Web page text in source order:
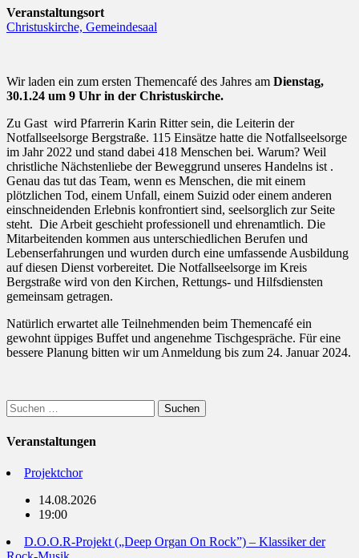
Veranstaltungsort
Christuskirche, Gemeindesaal
Wir laden ein zum ersten Themencafé des Jahres am Dienstag,
30.1.24 um 9 Uhr in der Christuskirche.
Zu Gast wird Pfarrerin Karin Ritter sein, die Leiterin der
Notfallseelsorge Bergstraße. 115 Einsätze hatte die Notfallseelsorge
im Jahr 2022 und stand dabei 418 Menschen bei. Warum? Weil
christliche Nächstenliebe der Beweggrund unseres Handelns ist .
Genau das tut das Team, wenn es Menschen, die mit einem
plötzlichen Tod, einem Unfall, einem Suizid oder einem anderen
einschneidenden Erlebnis konfrontiert sind, seelsorglich zur Seite
steht. Die Arbeit geschieht professionell und ehrenamtlich. Die
Mitarbeitenden kommen aus unterschiedlichen Berufen und
Lebenserfahrungen und wurden durch eine umfassende Ausbildung
auf diesen Dienst vorbereitet. Die Notfallseelsorge im Kreis
Bergstraße wird von den Kirchen, Rettungs- und Hilfsdiensten
gemeinsam getragen.
Natürlich erwartet alle Teilnehmenden beim Themencafé ein
gewohnt üppiges Buffet und angenehme Tischgespräche. Für eine
bessere Planung bitten wir um Anmeldung bis zum 24. Januar 2024.
Suchen
nach:
Veranstaltungen
Projektchor
14.08.2026
19:00
D.O.O.R-Projekt („Deep Organ On Rock”) – Klassiker der